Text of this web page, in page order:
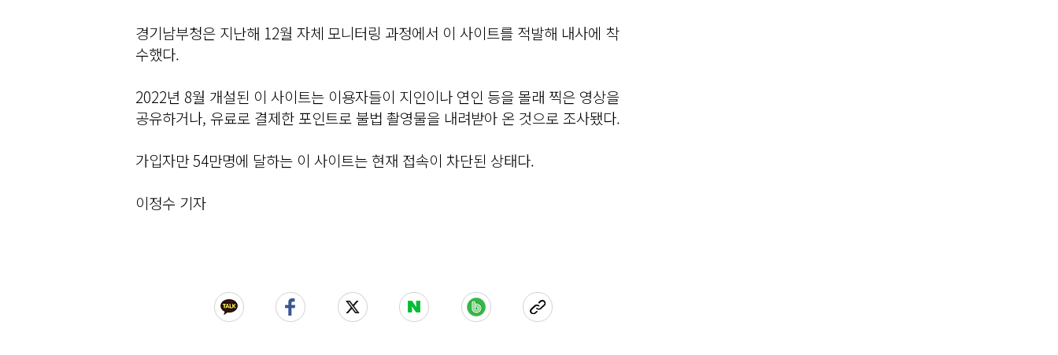
경기남부청은 지난해 12월 자체 모니터링 과정에서 이 사이트를 적발해 내사에 착
수했다.
2022년 8월 개설된 이 사이트는 이용자들이 지인이나 연인 등을 몰래 찍은 영상을
공유하거나, 유료로 결제한 포인트로 불법 촬영물을 내려받아 온 것으로 조사됐다.
가입자만 54만명에 달하는 이 사이트는 현재 접속이 차단된 상태다.
이정수 기자